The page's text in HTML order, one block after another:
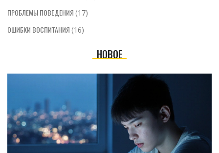
ПРОБЛЕМЫ ПОВЕДЕНИЯ (17)
ОШИБКИ ВОСПИТАНИЯ (16)
НОВОЕ